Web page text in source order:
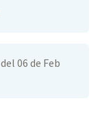
06 de Feb